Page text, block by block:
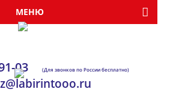
МЕНЮ
03 (Для звонков по России бесплатно)